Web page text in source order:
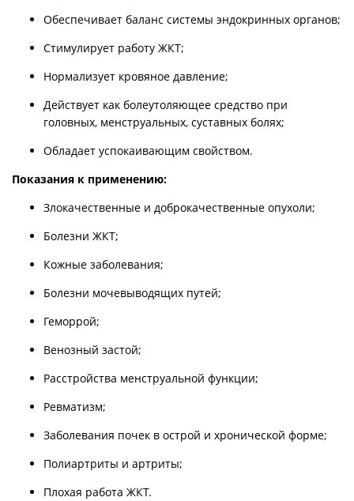
Обеспечивает баланс системы эндокринных органов;
Стимулирует работу ЖКТ;
Нормализует кровяное давление;
Действует как болеутоляющее средство при
головных, менструальных, суставных болях;
Обладает успокаивающим свойством.
Показания к применению:
Злокачественные и доброкачественные опухоли;
Болезни ЖКТ;
Кожные заболевания;
Болезни мочевыводящих путей;
Геморрой;
Венозный застой;
Расстройства менструальной функции;
Ревматизм;
Заболевания почек в острой и хронической форме;
Полиартриты и артриты;
Плохая работа ЖКТ.